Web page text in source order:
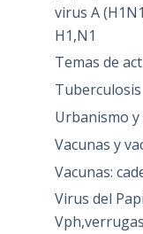
virus A
H1,N1
Temas de
Tuberculosis
Urbanismo y
Vacunas y
Vacunas:
Virus del